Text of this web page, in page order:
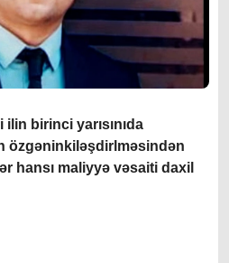
ilin birinci yarısınıda
özgəninkiləşdirlməsindən
hansı maliyyə vəsaiti daxil